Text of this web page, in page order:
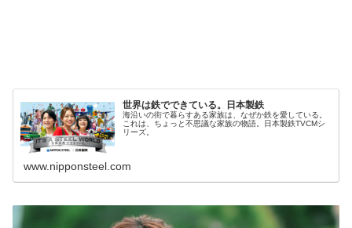
世界は鉄でできている。日本製鉄
海沿いの街で暮らすある家族は、なぜか鉄を愛している。
これは、ちょっと不思議な家族の物語。日本製鉄TVCMシ
リーズ。
www.nipponsteel.com